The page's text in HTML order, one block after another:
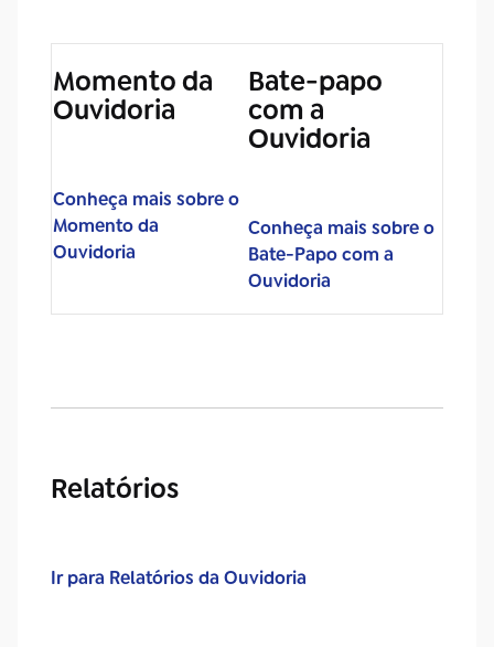
Momento da
Ouvidoria
Conheça mais sobre o
Momento da
Ouvidoria
Bate-papo
com a
Ouvidoria
Conheça mais sobre o
Bate-Papo com a
Ouvidoria
Relatórios
Ir para Relatórios da Ouvidoria